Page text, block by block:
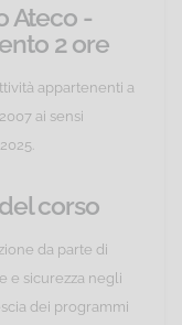
Ateco -
2 ore
appartenenti a
ai sensi
corso
da parte di
e sicurezza negli
dei programmi